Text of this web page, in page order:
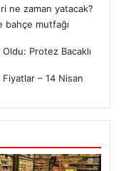
ne zaman yatacak?
bahçe mutfağı
Protez Bacaklı
– 14 Nisan